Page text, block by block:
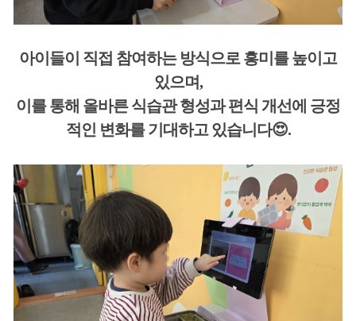
아이들이 직접 참여하는 방식으로 흥미를 높이고
있으며,
이를 통해 올바른 식습관 형성과 편식 개선에 긍정
적인 변화를 기대하고 있습니다😍.